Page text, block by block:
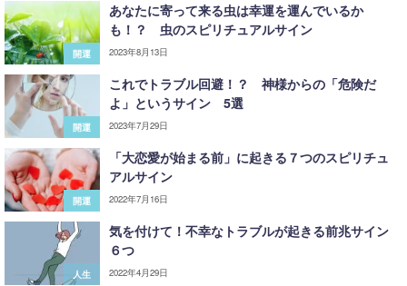
開運
あなたに寄って来る虫は幸運を運んでいるか
も！？ 虫のスピリチュアルサイン
2023年8月13日
開運
これでトラブル回避！？ 神様からの「危険だ
よ」というサイン 5選
2023年7月29日
開運
「大恋愛が始まる前」に起きる７つのスピリチュ
アルサイン
2022年7月16日
人生
気を付けて！不幸なトラブルが起きる前兆サイン
６つ
2022年4月29日